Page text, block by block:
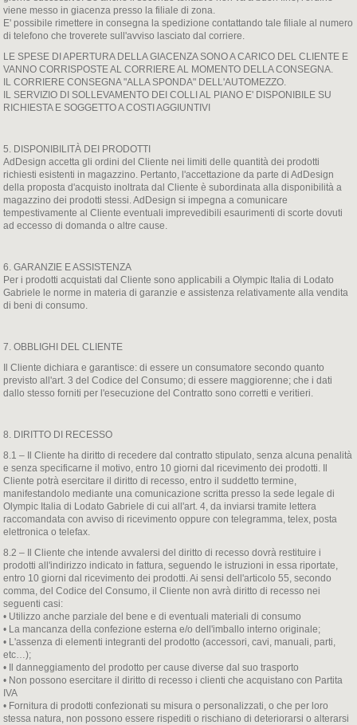
viene messo in giacenza presso la filiale di zona.
E' possibile rimettere in consegna la spedizione contattando tale filiale al numero
di telefono che troverete sull'avviso lasciato dal corriere.
LE SPESE DI APERTURA DELLA GIACENZA SONO A CARICO DEL CLIENTE E
VANNO CORRISPOSTE AL CORRIERE AL MOMENTO DELLA CONSEGNA.
IL CORRIERE CONSEGNA "ALLA SPONDA" DELL'AUTOMEZZO.
IL SERVIZIO DI SOLLEVAMENTO DEI COLLI AL PIANO E' DISPONIBILE SU
RICHIESTA E SOGGETTO A COSTI AGGIUNTIVI
5. DISPONIBILITÀ DEI PRODOTTI
AdDesign accetta gli ordini del Cliente nei limiti delle quantità dei prodotti
richiesti esistenti in magazzino. Pertanto, l'accettazione da parte di AdDesign
della proposta d'acquisto inoltrata dal Cliente è subordinata alla disponibilità a
magazzino dei prodotti stessi. AdDesign si impegna a comunicare
tempestivamente al Cliente eventuali imprevedibili esaurimenti di scorte dovuti
ad eccesso di domanda o altre cause.
6. GARANZIE E ASSISTENZA
Per i prodotti acquistati dal Cliente sono applicabili a Olympic Italia di Lodato
Gabriele le norme in materia di garanzie e assistenza relativamente alla vendita
di beni di consumo.
7. OBBLIGHI DEL CLIENTE
Il Cliente dichiara e garantisce: di essere un consumatore secondo quanto
previsto all'art. 3 del Codice del Consumo; di essere maggiorenne; che i dati
dallo stesso forniti per l'esecuzione del Contratto sono corretti e veritieri.
8. DIRITTO DI RECESSO
8.1 – Il Cliente ha diritto di recedere dal contratto stipulato, senza alcuna penalità
e senza specificarne il motivo, entro 10 giorni dal ricevimento dei prodotti. Il
Cliente potrà esercitare il diritto di recesso, entro il suddetto termine,
manifestandolo mediante una comunicazione scritta presso la sede legale di
Olympic Italia di Lodato Gabriele di cui all'art. 4, da inviarsi tramite lettera
raccomandata con avviso di ricevimento oppure con telegramma, telex, posta
elettronica o telefax.
8.2 – Il Cliente che intende avvalersi del diritto di recesso dovrà restituire i
prodotti all'indirizzo indicato in fattura, seguendo le istruzioni in essa riportate,
entro 10 giorni dal ricevimento dei prodotti. Ai sensi dell'articolo 55, secondo
comma, del Codice del Consumo, il Cliente non avrà diritto di recesso nei
seguenti casi:
• Utilizzo anche parziale del bene e di eventuali materiali di consumo
• La mancanza della confezione esterna e/o dell'imballo interno originale;
• L'assenza di elementi integranti del prodotto (accessori, cavi, manuali, parti,
etc…);
• Il danneggiamento del prodotto per cause diverse dal suo trasporto
• Non possono esercitare il diritto di recesso i clienti che acquistano con Partita
IVA
• Fornitura di prodotti confezionati su misura o personalizzati, o che per loro
stessa natura, non possono essere rispediti o rischiano di deteriorarsi o alterarsi